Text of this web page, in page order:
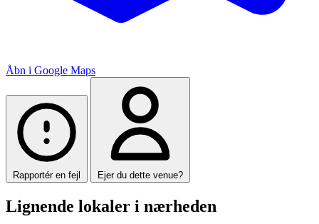
Åbn i Google Maps
Rapportér en fejl Ejer du dette venue?
Lignende lokaler i nærheden